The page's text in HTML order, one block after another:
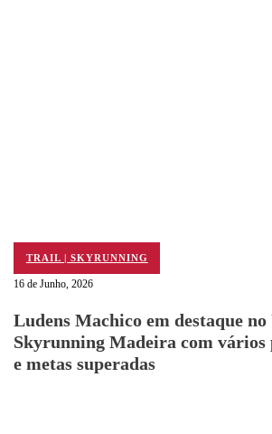
TRAIL | SKYRUNNING
16 de Junho, 2026
Ludens Machico em destaque
Skyrunning Madeira com vários
e metas superadas